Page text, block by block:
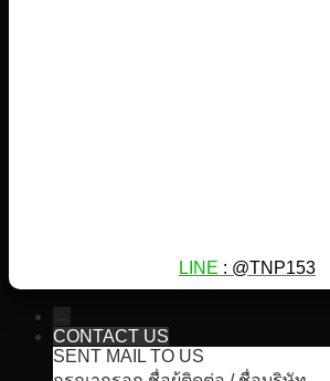
LINE : @TNP153
CONTACT US
SENT MAIL TO US